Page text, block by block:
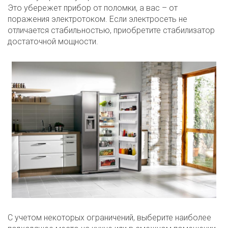
Это убережет прибор от поломки, а вас – от
поражения электротоком. Если электросеть не
отличается стабильностью, приобретите стабилизатор
достаточной мощности.
С учетом некоторых ограничений, выберите наиболее